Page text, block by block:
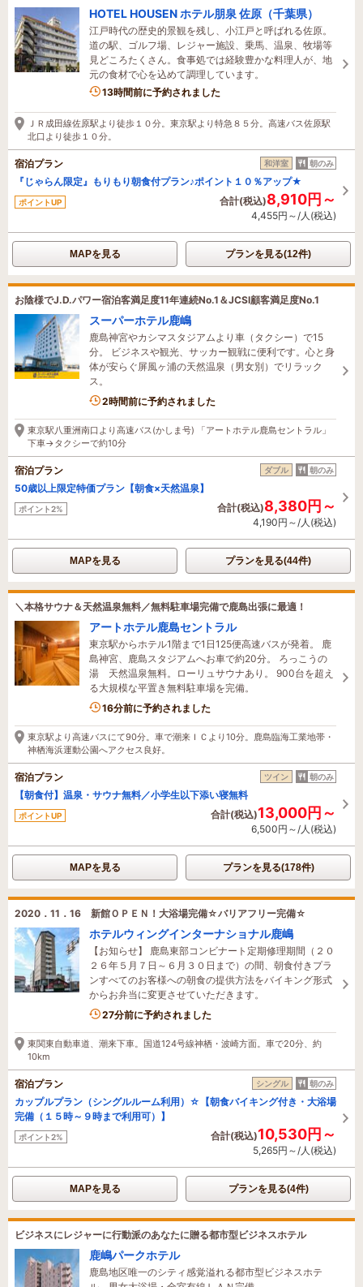
HOTEL HOUSEN ホテル朋泉 佐原（千葉県）
江戸時代の歴史的景観を残し、小江戸と呼ばれる佐原。
道の駅、ゴルフ場、レジャー施設、乗馬、温泉、牧場等
見どころたくさん。食事処では経験豊かな料理人が、地
元の食材で心を込めて調理しています。
13時間前に予約されました
ＪＲ成田線佐原駅より徒歩１０分。東京駅より特急８５分。高速バス佐原駅
北口より徒歩１０分。
宿泊プラン 和洋室 朝のみ
『じゃらん限定』もりもり朝食付プラン♪ポイント１０％アップ★
ポイントUP 合計(税込)8,910円～
4,455円～/人(税込)
MAPを見る プランを見る(12件)
お陰様でJ.D.パワー宿泊客満足度11年連続No.1＆JCSI顧客満足度No.1
スーパーホテル鹿嶋
鹿島神宮やカシマスタジアムより車（タクシー）で15
分。 ビジネスや観光、サッカー観戦に便利です。心と身
体が安らぐ屏風ヶ浦の天然温泉（男女別）でリラック
ス。
3名がこの宿を見ています
2時間前に予約されました
東京駅八重洲南口より高速バス(かしま号) 「アートホテル鹿島セントラル」
下車→タクシーで約10分
宿泊プラン ダブル 朝のみ
50歳以上限定特価プラン【朝食×天然温泉】
ポイント2% 合計(税込)8,380円～
4,190円～/人(税込)
MAPを見る プランを見る(44件)
＼本格サウナ＆天然温泉無料／無料駐車場完備で鹿島出張に最適！
アートホテル鹿島セントラル
東京駅からホテル1階まで1日125便高速バスが発着。 鹿
島神宮、鹿島スタジアムへお車で約20分。 ろっこうの
湯 天然温泉無料。ローリュサウナあり。 900台を超え
る大規模な平置き無料駐車場を完備。
10名がこの宿を見ています
16分前に予約されました
東京駅より高速バスにて90分。車で潮来ＩＣより10分。鹿島臨海工業地帯・
神栖海浜運動公園へアクセス良好。
宿泊プラン ツイン 朝のみ
【朝食付】温泉・サウナ無料／小学生以下添い寝無料
ポイントUP 合計(税込)13,000円～
6,500円～/人(税込)
MAPを見る プランを見る(178件)
2020．11．16 新館ＯＰＥＮ！大浴場完備☆バリアフリー完備☆
ホテルウィングインターナショナル鹿嶋
【お知らせ】 鹿島東部コンビナート定期修理期間（２０
２６年５月７日～６月３０日まで）の間、朝食付きプラ
ンすべてのお客様への朝食の提供方法をバイキング形式
からお弁当に変更させていただきます。
3名がこの宿を見ています
27分前に予約されました
東関東自動車道、潮来下車。国道124号線神栖・波崎方面。車で20分、約
10km
宿泊プラン シングル 朝のみ
カップルプラン（シングルルーム利用）☆【朝食バイキング付き・大浴場
完備（１５時～９時まで利用可）】
ポイント2% 合計(税込)10,530円～
5,265円～/人(税込)
MAPを見る プランを見る(4件)
ビジネスにレジャーに行動派のあなたに贈る都市型ビジネスホテル
鹿嶋パークホテル
鹿島地区唯一のシティ感覚溢れる都市型ビジネスホテ